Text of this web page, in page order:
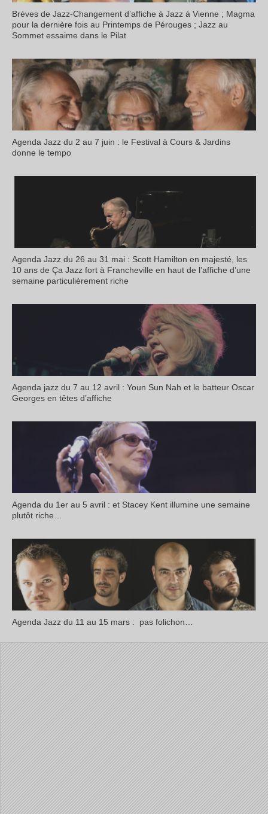
Brèves de Jazz-Changement d’affiche à Jazz à Vienne ; Magma
pour la dernière fois au Printemps de Pérouges ; Jazz au
Sommet essaime dans le Pilat
Agenda Jazz du 2 au 7 juin : le Festival à Cours & Jardins
donne le tempo
Agenda Jazz du 26 au 31 mai : Scott Hamilton en majesté, les
10 ans de Ça Jazz fort à Francheville en haut de l’affiche d’une
semaine particulièrement riche
Agenda jazz du 7 au 12 avril : Youn Sun Nah et le batteur Oscar
Georges en têtes d’affiche
Agenda du 1er au 5 avril : et Stacey Kent illumine une semaine
plutôt riche…
Agenda Jazz du 11 au 15 mars : pas folichon…